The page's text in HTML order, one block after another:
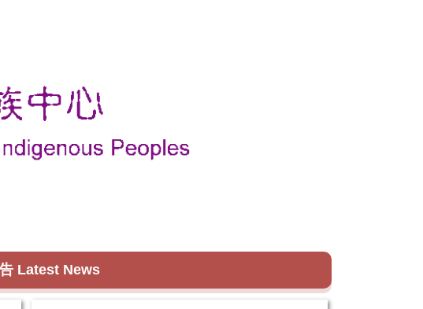
Latest News